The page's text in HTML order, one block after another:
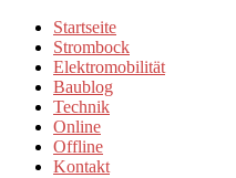
Startseite
Strombock
Elektromobilität
Baublog
Technik
Online
Offline
Kontakt